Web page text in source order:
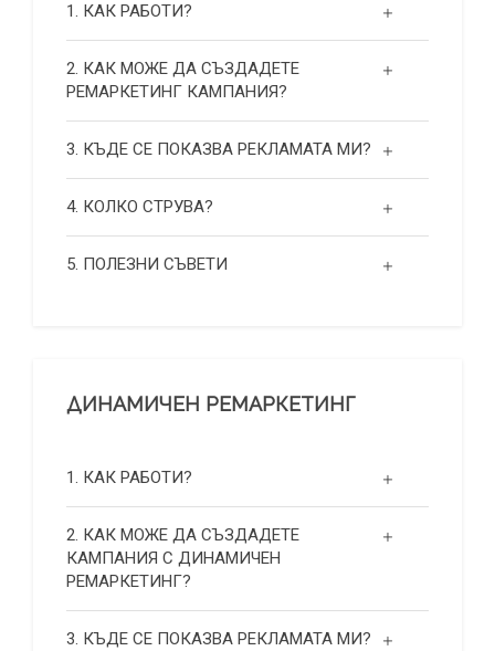
1. КАК РАБОТИ?
2. КАК МОЖЕ ДА СЪЗДАДЕТЕ
РЕМАРКЕТИНГ КАМПАНИЯ?
3. КЪДЕ СЕ ПОКАЗВА РЕКЛАМАТА МИ?
4. КОЛКО СТРУВА?
5. ПОЛЕЗНИ СЪВЕТИ
ДИНАМИЧЕН РЕМАРКЕТИНГ
1. КАК РАБОТИ?
2. КАК МОЖЕ ДА СЪЗДАДЕТЕ
КАМПАНИЯ С ДИНАМИЧЕН
РЕМАРКЕТИНГ?
3. КЪДЕ СЕ ПОКАЗВА РЕКЛАМАТА МИ?